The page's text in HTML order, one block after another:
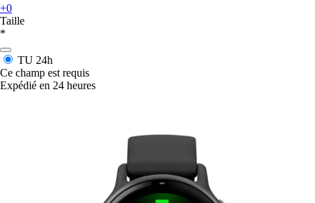
+0
Taille
*
TU 24h
Ce champ est requis
Expédié en 24 heures